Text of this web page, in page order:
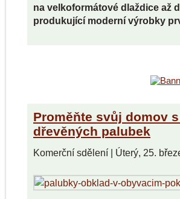
na velkoformátové dlaždice až
produkující moderní výrobky
Proměňte svůj domov
dřevěných palubek
Komerční sdělení| Úterý, 25.